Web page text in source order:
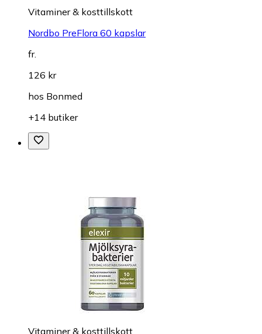
Vitaminer & kosttillskott
Nordbo PreFlora 60 kapslar
fr.
126 kr
hos Bonmed
+14 butiker
Vitaminer & kosttillskott